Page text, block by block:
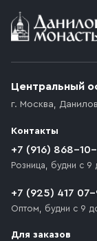
Условия
возникают
которое
движения. Если
доставки
необходимо
Центральный
г. Москва,
Контакты
+7 (916) 868-
Розница, будни с 9
+7 (925) 417 07-
Оптом, будни с 9
Для заказов